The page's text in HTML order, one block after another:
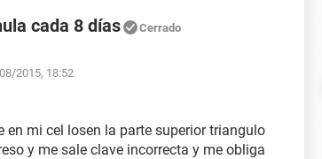
cada 8 días Cerrado
2015, 18:52
mi cel losen la parte superior triangulo
y me sale clave incorrecta y me obliga